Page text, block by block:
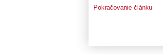
Pokračovanie článku